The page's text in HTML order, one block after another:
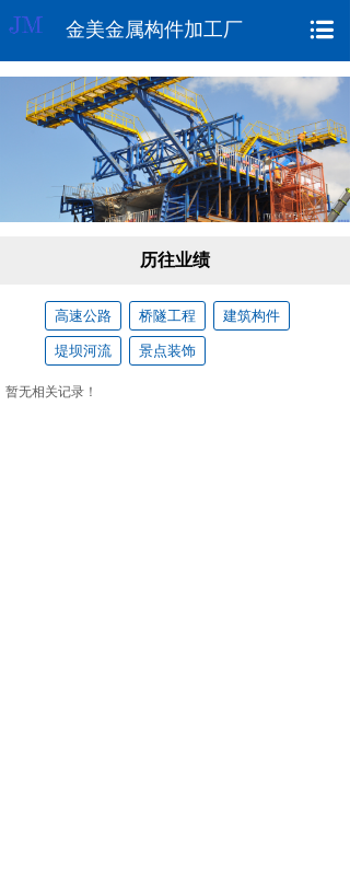
历往业绩
高速公路 桥隧工程 建筑构件
堤坝河流 景点装饰
暂无相关记录！
金美金属构件加工厂